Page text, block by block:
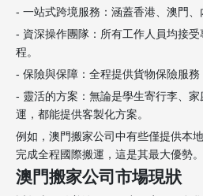
- 一站式跨境服務：涵蓋香港、澳門、
- 資深操作團隊：所有工作人員均接
程。
- 保險與保障：全程提供貨物保險服務
- 靈活的方案：無論是學生寄行李、
運，都能提供客製化方案。
例如，澳門搬家公司中有些僅提供本
完成全程國際搬運，這是其最大優勢。
澳門搬家公司市場現狀